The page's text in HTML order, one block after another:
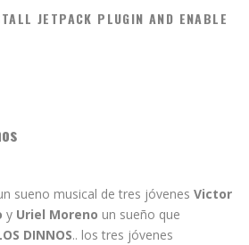
JETPACK PLUGIN AND ENABLE
sueno musical de tres jóvenes Victor
y Uriel Moreno un sueño que
DINNOS.. los tres jóvenes